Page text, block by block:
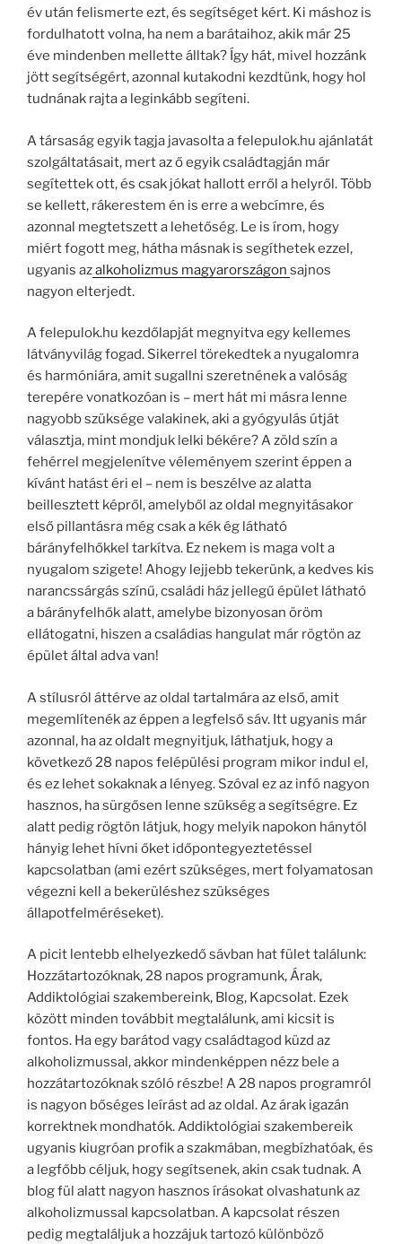
év után felismerte ezt, és segítséget kért. Ki máshoz is
fordulhatott volna, ha nem a barátaihoz, akik már 25
éve mindenben mellette álltak? Így hát, mivel hozzánk
jött segítségért, azonnal kutakodni kezdtünk, hogy hol
tudnának rajta a leginkább segíteni.
A társaság egyik tagja javasolta a felepulok.hu ajánlatát
szolgáltatásait, mert az ő egyik családtagján már
segítettek ott, és csak jókat hallott erről a helyről. Több
se kellett, rákerestem én is erre a webcímre, és
azonnal megtetszett a lehetőség. Le is írom, hogy
miért fogott meg, hátha másnak is segíthetek ezzel,
ugyanis azalkoholizmus magyarországon sajnos
nagyon elterjedt.
A felepulok.hu kezdőlapját megnyitva egy kellemes
látványvilág fogad. Sikerrel törekedtek a nyugalomra
és harmóniára, amit sugallni szeretnének a valóság
terepére vonatkozóan is – mert hát mi másra lenne
nagyobb szüksége valakinek, aki a gyógyulás útját
választja, mint mondjuk lelki békére? A zöld szín a
fehérrel megjelenítve véleményem szerint éppen a
kívánt hatást éri el – nem is beszélve az alatta
beillesztett képről, amelyből az oldal megnyitásakor
első pillantásra még csak a kék ég látható
bárányfelhőkkel tarkítva. Ez nekem is maga volt a
nyugalom szigete! Ahogy lejjebb tekerünk, a kedves kis
narancssárgás színű, családi ház jellegű épület látható
a bárányfelhők alatt, amelybe bizonyosan öröm
ellátogatni, hiszen a családias hangulat már rögtön az
épület által adva van!
A stílusról áttérve az oldal tartalmára az első, amit
megemlítenék az éppen a legfelső sáv. Itt ugyanis már
azonnal, ha az oldalt megnyitjuk, láthatjuk, hogy a
következő 28 napos felépülési program mikor indul el,
és ez lehet sokaknak a lényeg. Szóval ez az infó nagyon
hasznos, ha sürgősen lenne szükség a segítségre. Ez
alatt pedig rögtön látjuk, hogy melyik napokon hánytól
hányig lehet hívni őket időpontegyeztetéssel
kapcsolatban (ami ezért szükséges, mert folyamatosan
végezni kell a bekerüléshez szükséges
állapotfelméréseket).
A picit lentebb elhelyezkedő sávban hat fület találunk:
Hozzátartozóknak, 28 napos programunk, Árak,
Addiktológiai szakembereink, Blog, Kapcsolat. Ezek
között minden továbbit megtalálunk, ami kicsit is
fontos. Ha egy barátod vagy családtagod küzd az
alkoholizmussal, akkor mindenképpen nézz bele a
hozzátartozóknak szóló részbe! A 28 napos programról
is nagyon bőséges leírást ad az oldal. Az árak igazán
korrektnek mondhatók. Addiktológiai szakembereik
ugyanis kiugróan profik a szakmában, megbízhatóak, és
a legfőbb céljuk, hogy segítsenek, akin csak tudnak. A
blog fül alatt nagyon hasznos írásokat olvashatunk az
alkoholizmussal kapcsolatban. A kapcsolat részen
pedig megtaláljuk a hozzájuk tartozó különböző